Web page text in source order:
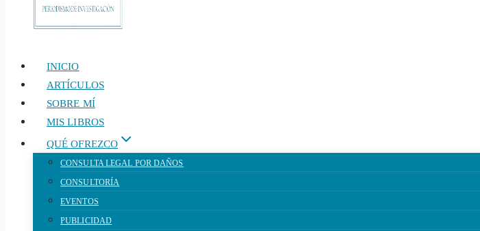
INICIO
ARTÍCULOS
SOBRE MÍ
MIS LIBROS
QUÉ OFREZCO
CONSULTA LEGAL POR DAÑOS
CONSULTORÍA
EVENTOS
PUBLICIDAD